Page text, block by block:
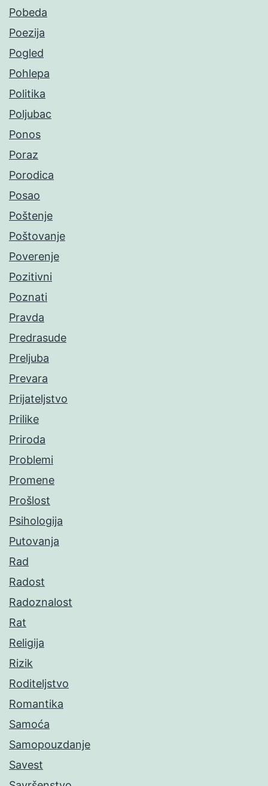
Pobeda
Poezija
Pogled
Pohlepa
Politika
Poljubac
Ponos
Poraz
Porodica
Posao
Poštenje
Poštovanje
Poverenje
Pozitivni
Poznati
Pravda
Predrasude
Preljuba
Prevara
Prijateljstvo
Prilike
Priroda
Problemi
Promene
Prošlost
Psihologija
Putovanja
Rad
Radost
Radoznalost
Rat
Religija
Rizik
Roditeljstvo
Romantika
Samoća
Samopouzdanje
Savest